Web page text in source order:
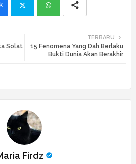
tte ats
TERBARU
15 Fenomena Yang Dah Berlaku
Bukti Dunia Akan Berakhir
Solat
Firdz